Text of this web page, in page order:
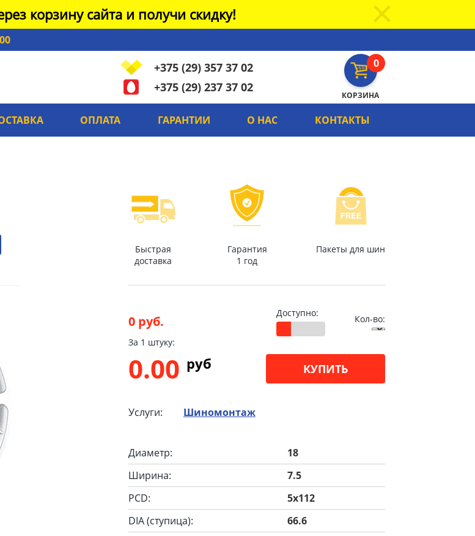
корзину сайта и получи скидку!
0
КОРЗИНА
+375 (29) 357 37 02
+375 (29) 237 37 02
ОПЛАТА ГАРАНТИИ О НАС КОНТАКТЫ
Быстрая
доставка
Гарантия
1 год
Пакеты для шин
0 руб.
Доступно:
Кол-во:
За 1 штуку:
0.00 pуб КУПИТЬ
Услуги: Шиномонтаж
Диаметр:
18
Ширина:
7.5
PCD:
5x112
DIA (ступица):
66.6